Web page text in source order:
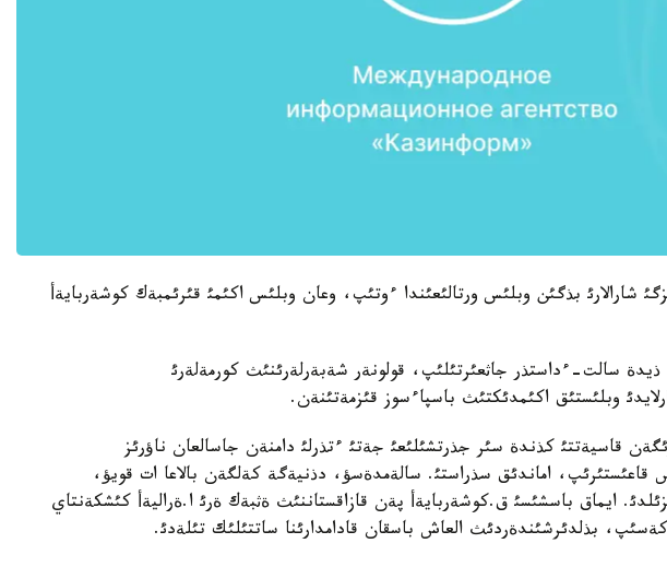
شارالارئ بذگئن وبلئس ورتالئعئندا ءوتئپ، وعان وبلئس اكئمئ قئرئمبةك كوشةربايةأ
ورتالئق الاثعا تئگئلگةن 30 ذيدة سالت-ءداستذر جاثعئرتئلئپ، قولونةر شةبةرلةرئنئث كورمةلةرئ
وبلئستئق اكئمدئكتئث باسپاءسوز قئزمةتئنةن.
قاسيةتتئ كذندة سئر جذرتشئلئعئ جةتئ ءتذرلئ دامنةن جاسالعان ناؤرئز
اماندئق سذراستئ. سالةمدةسؤ، دذنيةگة كةلگةن بالاعا ات قويؤ،
ايماق باسشئسئ ق.كوشةربايةأ پةن قازاقستاننئث ةثبةك ةرئ ا.ةراليةأ كئشكةنتاي
بذلدئرشئندةردئث العاش باسقان قادامدارئنا ساتتئلئك تئلةدئ.